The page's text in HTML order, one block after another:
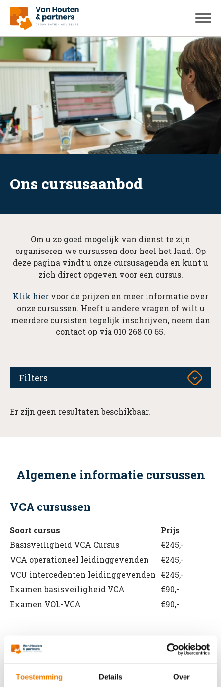
Toestemming Details Over
Ons cursusaanbod
Om u zo goed mogelijk van dienst te zijn
organiseren we cursussen door heel het land. Op
deze pagina vindt u onze cursusagenda en kunt u
zich direct opgeven voor een cursus.
Klik hier voor de prijzen en meer informatie over
onze cursussen. Heeft u andere vragen of wilt u
meerdere cursisten tegelijk inschrijven, neem dan
contact op via 010 268 00 65.
Filters
Er zijn geen resultaten beschikbaar.
Algemene informatie cursussen
VCA cursussen
Soort cursus
Prijs
Basisveiligheid VCA Cursus
€245,-
VCA operationeel leidinggevenden
€245,-
VCU intercedenten leidinggevenden €245,-
Examen basisveiligheid VCA
€90,-
Examen VOL-VCA
€90,-
BHV basisopleiding
v.a. €245,-